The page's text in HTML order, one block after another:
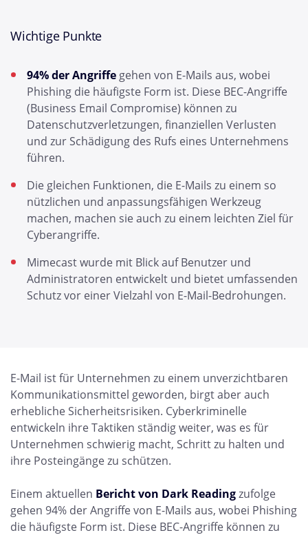
Wichtige Punkte
94% der Angriffe gehen von E-Mails aus, wobei
Phishing die häufigste Form ist. Diese BEC-Angriffe
(Business Email Compromise) können zu
Datenschutzverletzungen, finanziellen Verlusten
und zur Schädigung des Rufs eines Unternehmens
führen.
Die gleichen Funktionen, die E-Mails zu einem so
nützlichen und anpassungsfähigen Werkzeug
machen, machen sie auch zu einem leichten Ziel für
Cyberangriffe.
Mimecast wurde mit Blick auf Benutzer und
Administratoren entwickelt und bietet umfassenden
Schutz vor einer Vielzahl von E-Mail-Bedrohungen.
E-Mail ist für Unternehmen zu einem unverzichtbaren
Kommunikationsmittel geworden, birgt aber auch
erhebliche Sicherheitsrisiken. Cyberkriminelle
entwickeln ihre Taktiken ständig weiter, was es für
Unternehmen schwierig macht, Schritt zu halten und
ihre Posteingänge zu schützen.
Einem aktuellen Bericht von Dark Readingzufolge
gehen 94% der Angriffe von E-Mails aus, wobei Phishing
die häufigste Form ist. Diese BEC-Angriffe können zu